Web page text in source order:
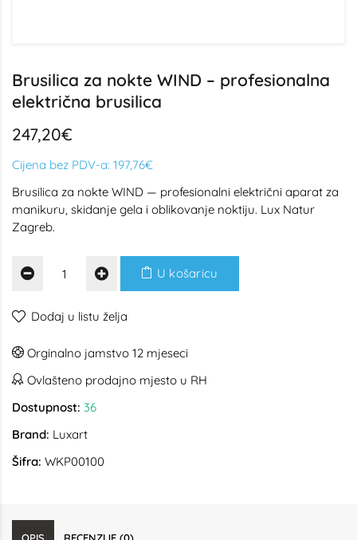
Brusilica za nokte WIND – profesionalna
električna brusilica
247,20€
Cijena bez PDV-a: 197,76€
Brusilica za nokte WIND — profesionalni električni aparat za
manikuru, skidanje gela i oblikovanje noktiju. Lux Natur
Zagreb.
U košaricu
Dodaj u listu želja
Orginalno jamstvo 12 mjeseci
Ovlašteno prodajno mjesto u RH
Dostupnost: 36
Brand: Luxart
Šifra: WKP00100